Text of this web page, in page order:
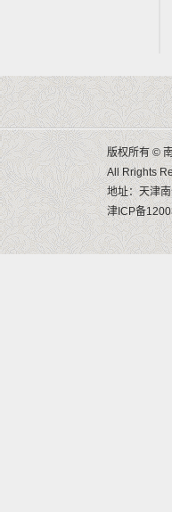
版权所有 ©
All Rrights
地址：天津
津ICP备